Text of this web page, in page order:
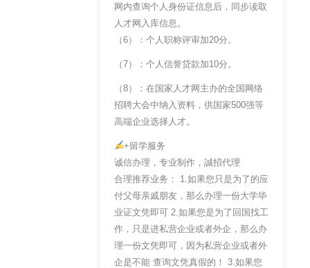
网内查询个人身份证信息后，同步读取
人才网入库信息。
（6）：个人职称评审加20分。
（7）：个人信誉贷款加10分。
（8）：在国家人才网主办的全国网络
招聘大会中纳入资料，供国家500强等
高端企业选择人才。
+留学服务
诚信办理，专业制作，誠招代理
合理推荐业务： 1.如果您只是为了的应
付父母亲戚朋友，那么办理一份大学毕
业证文凭即可 2.如果您是为了回国找工
作，只是进私营企业或者外企，那么办
理一份文凭即可，因为私营企业或者外
企是不能 查询文凭真假的！ 3.如果您